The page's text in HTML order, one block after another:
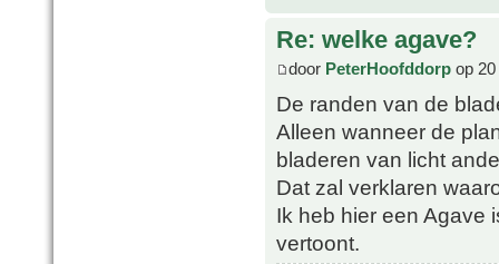
Re: welke agave?
door PeterHoofddorp op
De randen van de
Alleen wanneer de
bladeren van licht
Dat zal verklaren
Ik heb hier een Agave
vertoont.